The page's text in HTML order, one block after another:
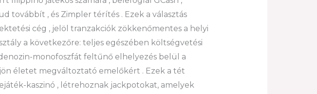
továbbít , és Zimpler térítés . Ezek a választás
cég , jelöl tranzakciók zökkenőmentes a helyi
a következőre: teljes egészében költségvetési
monofoszfát feltűnő elhelyezés belül a
életet megváltoztató emelőkért . Ezek a tét
kaszinó , létrehoznak jackpotokat, amelyek